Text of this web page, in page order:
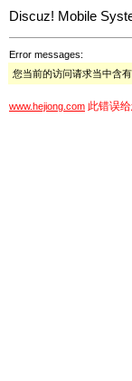
Discuz! Mobile
Error messages:
您当前的访问请求当中含
www.hejiong.com 此错误